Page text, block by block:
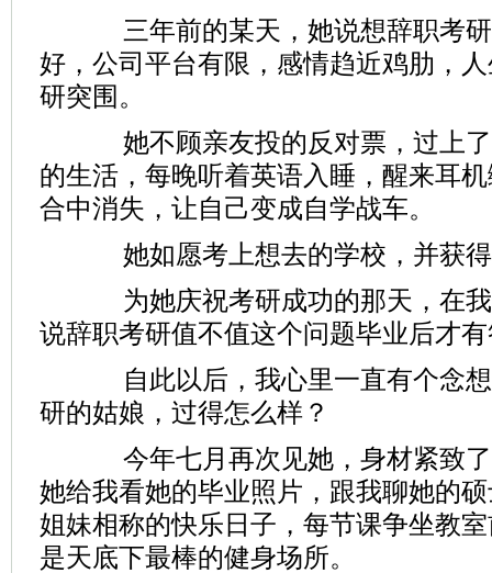
三年前的某天，她说想辞职考研
好，公司平台有限，感情趋近鸡肋，
研突围。
她不顾亲友投的反对票，过上了
的生活，每晚听着英语入睡，醒来耳
合中消失，让自己变成自学战车。
她如愿考上想去的学校，并获得
为她庆祝考研成功的那天，在我
说辞职考研值不值这个问题毕业后才
自此以后，我心里一直有个念想
研的姑娘，过得怎么样？
今年七月再次见她，身材紧致了
她给我看她的毕业照片，跟我聊她的
姐妹相称的快乐日子，每节课争坐教
是天底下最棒的健身场所。